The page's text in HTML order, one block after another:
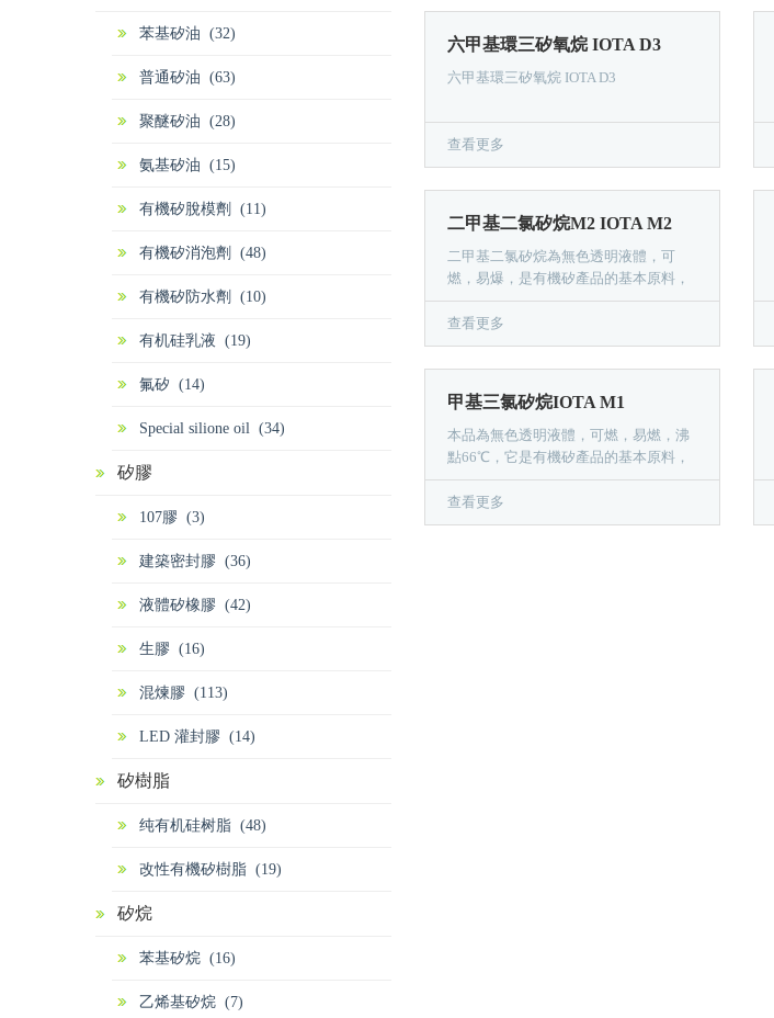
六甲基環三矽氧烷 IOTA D3
六甲基環三矽氧烷 IOTA D3
查看更多
二甲基二氯矽烷M2 IOTA M2
二甲基二氯矽烷為無色透明液體，可
燃，易爆，是有機矽產品的基本原料，
用以生產有機矽中間體（D4.DMC）.矽
油.矽橡膠和矽樹脂，還可用於製造耐熱
高强度的碳化纖維.
查看更多
甲基三氯矽烷IOTA M1
本品為無色透明液體，可燃，易燃，沸
點66℃，它是有機矽產品的基本原料，
主要用以生產甲基三乙氧基矽烷、甲基
三甲氧基矽烷等交聯劑、矽樹脂、塗
料、建築防水劑和油田鑽井抗塌陷（甲
查看更多
苯基矽油 (32)
普通矽油 (63)
聚醚矽油 (28)
氨基矽油 (15)
有機矽脫模劑 (11)
有機矽消泡劑 (48)
有機矽防水劑 (10)
有机硅乳液 (19)
氟矽 (14)
Special silione oil (34)
矽膠
107膠 (3)
建築密封膠 (36)
液體矽橡膠 (42)
生膠 (16)
混煉膠 (113)
LED 灌封膠 (14)
矽樹脂
纯有机硅树脂 (48)
改性有機矽樹脂 (19)
矽烷
苯基矽烷 (16)
乙烯基矽烷 (7)